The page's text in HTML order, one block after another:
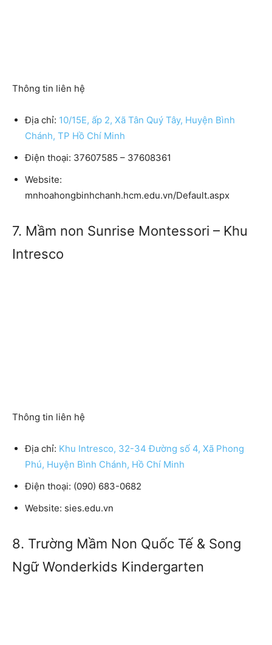
Thông tin liên hệ
Địa chỉ: 10/15E, ấp 2, Xã Tân Quý Tây, Huyện Bình
Chánh, TP Hồ Chí Minh
Điện thoại: 37607585 – 37608361
Website:
mnhoahongbinhchanh.hcm.edu.vn/Default.aspx
7. Mầm non Sunrise Montessori – Khu
Intresco
Thông tin liên hệ
Địa chỉ: Khu Intresco, 32-34 Đường số 4, Xã Phong
Phú, Huyện Bình Chánh, Hồ Chí Minh
Điện thoại: (090) 683-0682
Website: sies.edu.vn
8. Trường Mầm Non Quốc Tế & Song
Ngữ Wonderkids Kindergarten